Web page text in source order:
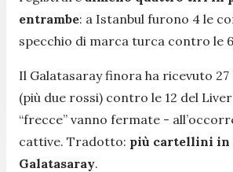
entrambe: a Istanbul furono 4 le
specchio di marca turca contro le
Il Galatasaray finora ha ricevuto
(più due rossi) contro le 12 del
“frecce” vanno fermate -
cattive. Tradotto: più cartellini in
Galatasaray.